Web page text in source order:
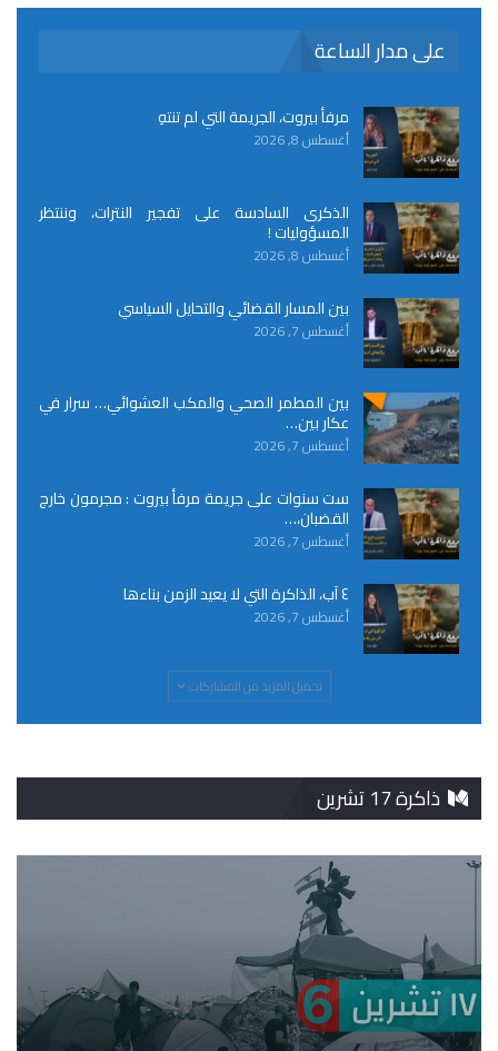
على مدار الساعة
مرفأ بيروت، الجريمة التي لم تنتهِ
أغسطس 8, 2026
الذكرى السادسة على تفجير النترات، وننتظر
المسؤوليات !
أغسطس 8, 2026
بين المسار القضائي والتحايل السياسي
أغسطس 7, 2026
بين المطمر الصحي والمكب العشوائي… سرار في
عكار بين…
أغسطس 7, 2026
ست سنوات على جريمة مرفأ بيروت : مجرمون خارج
القضبان،…
أغسطس 7, 2026
٤ آب، الذاكرة التي لا يعيد الزمن بناءها
أغسطس 7, 2026
تحميل المزيد من المشاركات
ذاكرة 17 تشرين